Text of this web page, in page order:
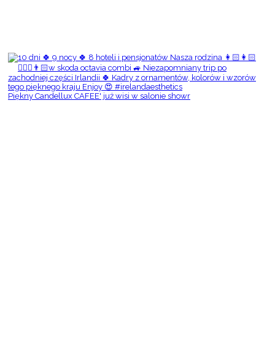
Piękny Candellux CAFEE' już wisi w salonie showr